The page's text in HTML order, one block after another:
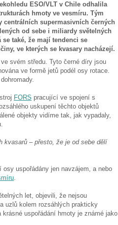
ESO/VLT v Chile odhalila
hmoty ve vesmíru. Tým
centrálních supermasivních černých
od sebe i miliardy světelných
také, že mají tendenci se
ve kterých se kvasary nacházejí.
svém středu. Tyto černé díry jsou
ve formě jetů podél osy rotace.
FORS pracující ve spojení s
uskupení těchto objektů
objekty vidíme tak, jak vypadaly,
kvasarů – přesto, že je od sebe dělí
uspořádány jen navzájem, a nebo
.
let, objevili, že nejsou
uzlů kolem rozsáhlých prakticky
uspořádání hmoty je známé jako